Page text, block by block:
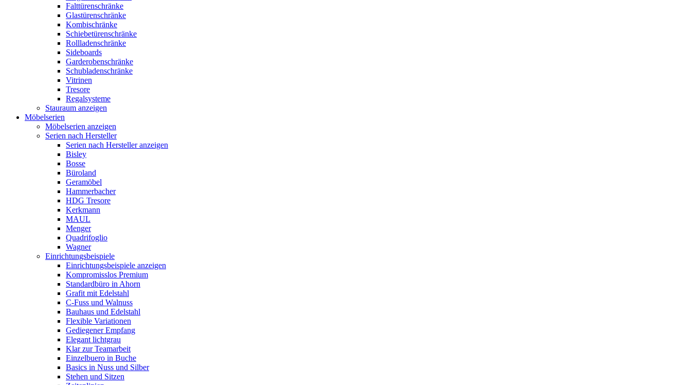
Falttürenschränke
Glastürenschränke
Kombischränke
Schiebetürenschränke
Rollladenschränke
Sideboards
Garderobenschränke
Schubladenschränke
Vitrinen
Tresore
Regalsysteme
Stauraum anzeigen
Möbelserien
Möbelserien anzeigen
Serien nach Hersteller
Serien nach Hersteller anzeigen
Bisley
Bosse
Büroland
Geramöbel
Hammerbacher
HDG Tresore
Kerkmann
MAUL
Menger
Quadrifoglio
Wagner
Einrichtungsbeispiele
Einrichtungsbeispiele anzeigen
Kompromisslos Premium
Standardbüro in Ahorn
Grafit mit Edelstahl
C-Fuss und Walnuss
Bauhaus und Edelstahl
Flexible Variationen
Gediegener Empfang
Elegant lichtgrau
Klar zur Teamarbeit
Einzelbuero in Buche
Basics in Nuss und Silber
Stehen und Sitzen